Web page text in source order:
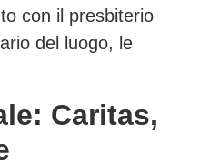
con il presbiterio
del luogo, le
Caritas,